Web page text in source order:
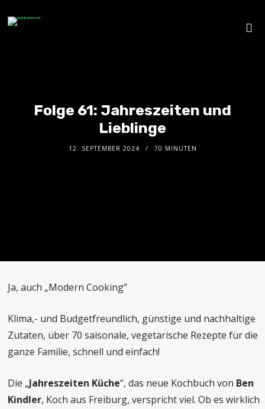
Folge 61: Jahreszeiten und
Lieblinge
12. SEPTEMBER 2024 70 MINUTEN
Ja, auch „Modern Cooking“
Klima,- und Budgetfreundlich, günstige und nachhaltige
Zutaten, über 70 saisonale, vegetarische Rezepte für die
ganze Familie, schnell und einfach!
Die „Jahreszeiten Küche“, das neue Kochbuch von Ben
Kindler, Koch aus Freiburg, verspricht viel. Ob es wirklich